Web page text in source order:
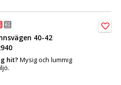
40-42
hit? Mysig och lummig